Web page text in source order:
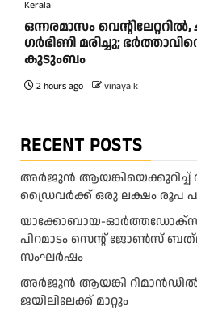
Kerala
ഒന്നരമാസം
ഗർഭിണി മരിച്ചു;
കുടുംബം
2 hours ago vinaya k
RECENT POSTS
അ​ർ​ജു​ൻ ആ​യ​ങ്കി​യെ​ക്കു​റി​ച്ച്
ഡ്രൈ​വ​ർ​ക്ക് ഒ​രു ല​ക്ഷം രൂ​പ
യാക്കോബായ-ഓർത്തഡോക്സ്
പിറമാടം സെന്റ്‌ ജോൺസ്
സംഘർഷം
അര്‍ജുന്‍ ആയങ്കി റിമാന്‍ഡില്‍;
ജയിലിലേക്ക് മാറ്റും